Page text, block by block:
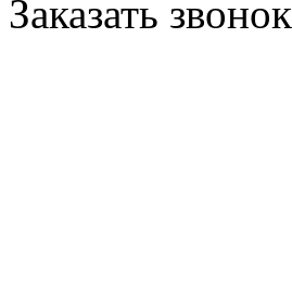
Заказать звонок